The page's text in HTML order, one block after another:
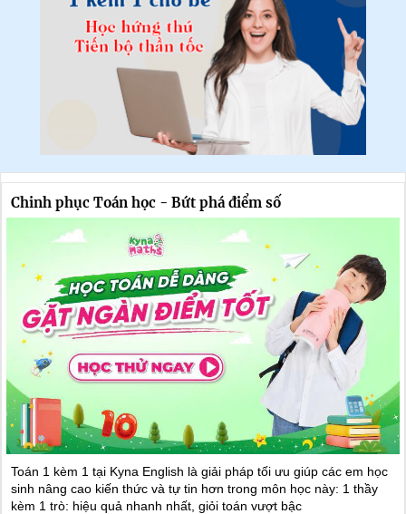
Chinh phục Toán học - Bứt phá điểm số
Toán 1 kèm 1 tại Kyna English là giải pháp tối ưu giúp các em học
sinh nâng cao kiến thức và tự tin hơn trong môn học này: 1 thầy
kèm 1 trò: hiệu quả nhanh nhất, giỏi toán vượt bậc